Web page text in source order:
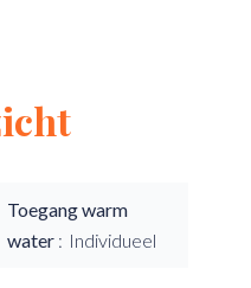
Toegang warm
water
Individueel